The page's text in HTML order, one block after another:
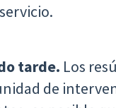
tarde. Los
de